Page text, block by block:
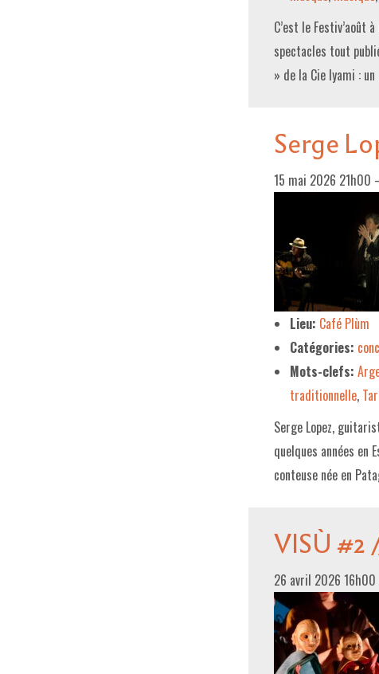
C’est le Festiv’août
spectacles tout
» de la Cie Iyami :
Serge
15 mai 2026 21h00
Lieu: Café Plùm
Catégories:
Mots-clefs:
traditionnelle,
Serge Lopez,
quelques années en
conteuse née en
VISÙ
26 avril 2026 16h00